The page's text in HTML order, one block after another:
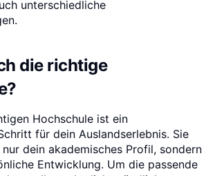
unterschiedliche
die richtige
Hochschule ist ein
für dein Auslandserlebnis. Sie
dein akademisches Profil, sondern
Entwicklung. Um die passende